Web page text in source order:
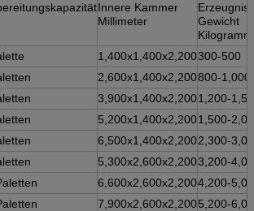
Innere Kammer
Millimeter
Erzeugnis-
Gewicht
Kilogramm
1,400x1,400x2,200300-500
2,600x1,400x2,200800-1,000
3,900x1,400x2,2001,200-
5,200x1,400x2,2001,500-
6,500x1,400x2,2002,300-
5,300x2,600x2,2003,200-
6,600x2,600x2,2004,200-
7,900x2,600x2,2005,200-